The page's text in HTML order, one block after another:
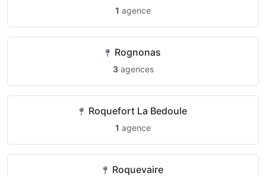
1 agence
Rognonas
3agences
Roquefort La Bedoule
1 agence
Roquevaire